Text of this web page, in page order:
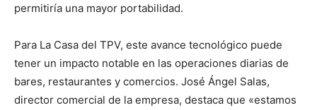
permitiría una mayor portabilidad.
Para La Casa del TPV, este avance tecnológico puede
tener un impacto notable en las operaciones diarias de
bares, restaurantes y comercios. José Ángel Salas,
director comercial de la empresa, destaca que «estamos